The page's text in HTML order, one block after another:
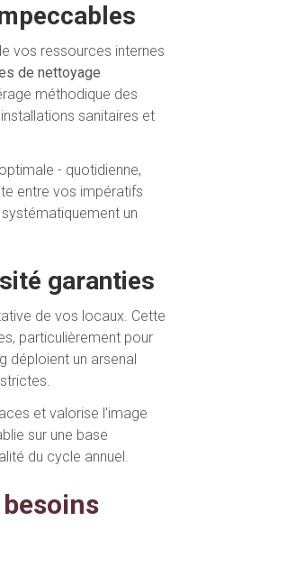
vos ressources internes
de nettoyage
méthodique des
sanitaires et
- quotidienne,
entre vos impératifs
un
garanties
de vos locaux. Cette
particulièrement pour
déploient un arsenal
et valorise l'image
sur une base
du cycle annuel.